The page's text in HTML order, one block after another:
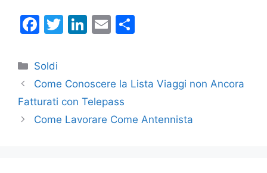
F
c
e
b
o
T
er
Li
e
dI
n
E
l
di
di
Categorie
Soldi
Come Conoscere la Lista Viaggi non Ancora
Fatturati con Telepass
Come Lavorare Come Antennista